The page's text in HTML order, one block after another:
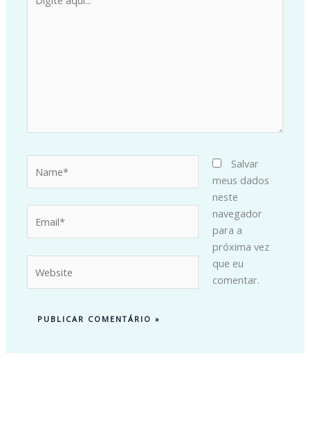
aqui...
Salvar
meus dados
neste
navegador
para a
próxima vez
que eu
comentar.